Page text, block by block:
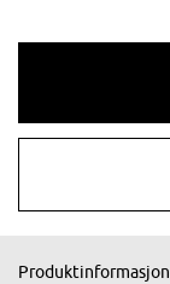
Produktinformasjon